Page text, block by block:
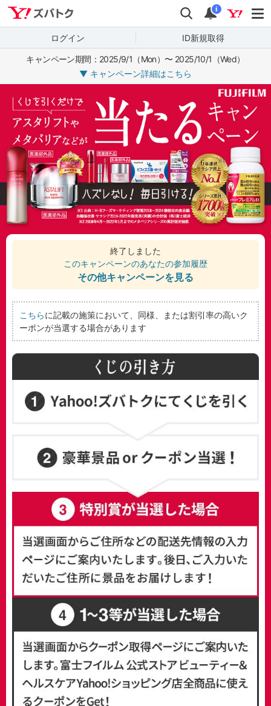
検索 通知
i
ログイン ID新規取得
キャンペーン期間： 2025/9/1（Mon）〜 2025/10/1（Wed）
▼ キャンペーン詳細はこちら
終了しました
このキャンペーンのあなたの参加履歴
その他キャンペーンを見る
こちらに記載の施策において、同様、または割引率の高いク
ーポンが当選する場合があります